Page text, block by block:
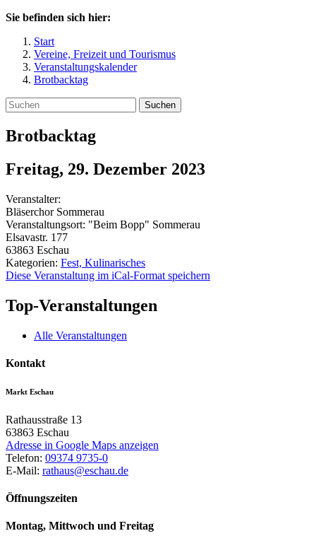
Sie befinden sich hier:
Start
Vereine, Freizeit und Tourismus
Veranstaltungskalender
Brotbacktag
Suchen
Brotbacktag
Freitag, 29. Dezember 2023
Veranstalter:
Bläserchor Sommerau
Veranstaltungsort: "Beim Bopp" Sommerau
Elsavastr. 177
63863 Eschau
Kategorien: Fest, Kulinarisches
Diese Veranstaltung im iCal-Format speichern
Top-Veranstaltungen
Alle Veranstaltungen
Kontakt
Markt Eschau
Rathausstraße 13
63863 Eschau
Adresse in Google Maps anzeigen
Telefon: 09374 9735-0
E-Mail: rathaus@eschau.de
Öffnungszeiten
Montag, Mittwoch und Freitag